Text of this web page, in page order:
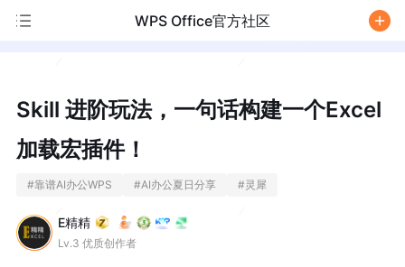
WPS Office官方社区
Skill 进阶玩法，一句话构建一个Excel
加载宏插件！
#靠谱AI办公WPS #AI办公夏日分享 #灵犀
E精精
Lv.3 优质创作者